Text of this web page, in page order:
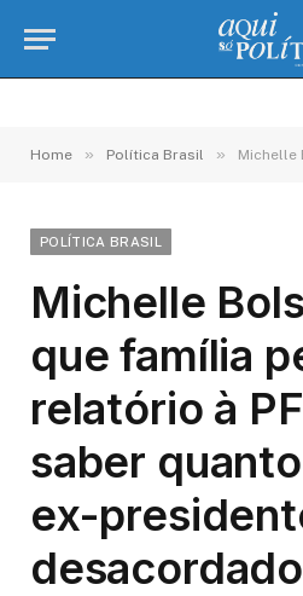
Home » Política Brasil » Michelle Bolsonaro diz
POLÍTICA BRASIL
Michelle
que família
relatório à
saber
ex-
desacordado